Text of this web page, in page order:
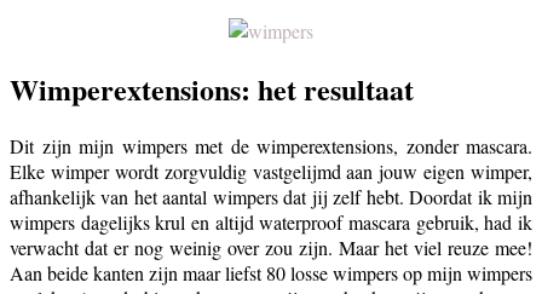
Wimperextensions: het resultaat
Dit zijn mijn wimpers met de wimperextensions, zonder mascara.
Elke wimper wordt zorgvuldig vastgelijmd aan jouw eigen wimper,
afhankelijk van het aantal wimpers dat jij zelf hebt. Doordat ik mijn
wimpers dagelijks krul en altijd waterproof mascara gebruik, had ik
verwacht dat er nog weinig over zou zijn. Maar het viel reuze mee!
Aan beide kanten zijn maar liefst 80 losse wimpers op mijn wimpers